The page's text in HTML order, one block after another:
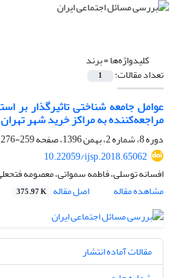
کلیدواژه‌ها =برند
تعداد مقالات: 1
عوامل جامعه شناختی تاثیرگذار بر
مراجعه‌کننده به مراکز خرید شهر تهران
دوره 8، شماره 2، بهمن 1396، صفحه
259-276
10.22059/ijsp.2018.65062
افسانه توسلی، فاطمه سمواتی، معصومه
مشاهده مقاله
اصل مقاله 375.97 K
مقالات آماده انتشار